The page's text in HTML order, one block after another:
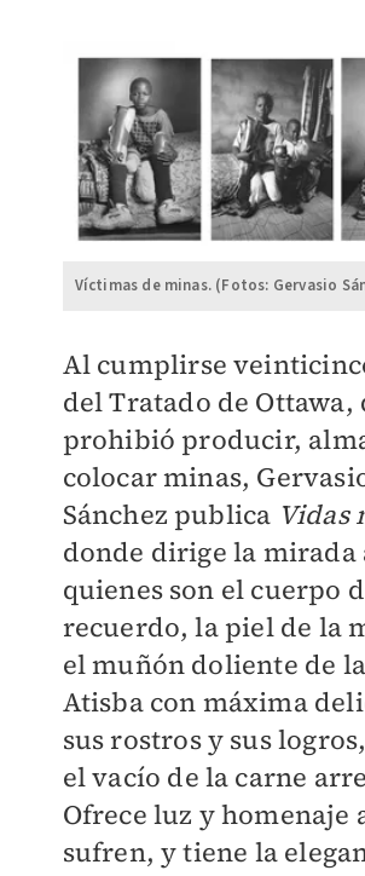
Víctimas de minas. (Fotos: Gervasio
Al cumplirse
del Tratado de Ottawa,
prohibió producir,
colocar minas,
Sánchez publica Vidas
donde dirige la mirada
quienes son el cuerpo
recuerdo, la piel de la
el muñón doliente de
Atisba con máxima
sus rostros y sus
el vacío de la carne
Ofrece luz y homenaje
sufren, y tiene la